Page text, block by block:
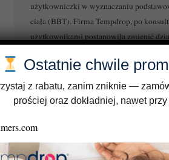
użytkowniczki w wyznaczaniu
ciała (BBT). Firma Tempdrop, po
użytkownikami postanowiła zmienić
7 lat temu
Ostatnie chwile
z rabatu, zanim zniknie —
prościej oraz dokładniej, nawet